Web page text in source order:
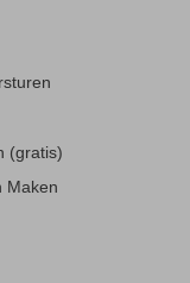
(gratis)
Maken